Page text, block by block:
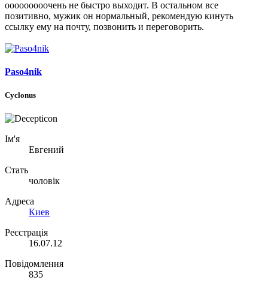
ооооооооочень не быстро выходит. В остальном все
позитивно, мужик он нормальный, рекомендую кинуть
ссылку ему на почту, позвонить и переговорить.
Paso4nik
Cyclonus
Ім'я
Евгений
Стать
чоловік
Адреса
Киев
Реєстрація
16.07.12
Повідомлення
835